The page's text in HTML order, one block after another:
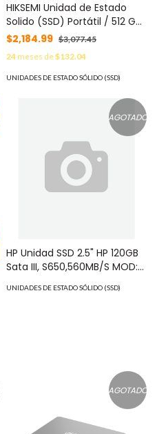
HIKSEMI Unidad de Estado
Solido (SSD) Portátil / 512 GB
/ Conector USB 3.1 / Tipo C /
Ideal para Almacenar
Cualquier Tipo de
Información (Videos, Fotos,
$2,184.99 $3,077.45
24meses de$132.04
UNIDADES DE ESTADO SÓLIDO (SSD)
AGOTADO
HP Unidad SSD 2.5" HP 120GB
Sata III, S650,560MB/S MOD:
UNIDADES DE ESTADO SÓLIDO (SSD)
AGOTADO